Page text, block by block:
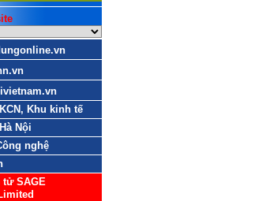
Khu kinh tế
Nội
nghệ
SAGE